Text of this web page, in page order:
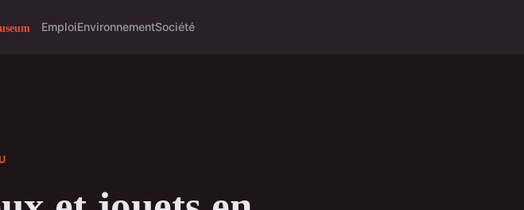
EmploiEnvironnementSociété